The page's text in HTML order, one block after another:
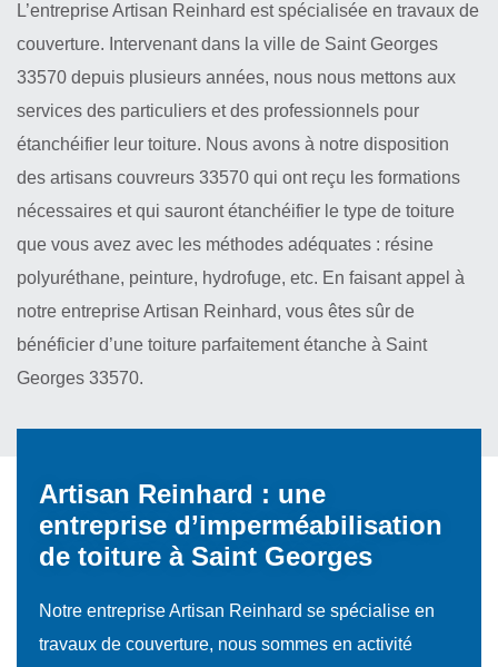
L’entreprise Artisan Reinhard est spécialisée en travaux de
couverture. Intervenant dans la ville de Saint Georges
33570 depuis plusieurs années, nous nous mettons aux
services des particuliers et des professionnels pour
étanchéifier leur toiture. Nous avons à notre disposition
des artisans couvreurs 33570 qui ont reçu les formations
nécessaires et qui sauront étanchéifier le type de toiture
que vous avez avec les méthodes adéquates : résine
polyuréthane, peinture, hydrofuge, etc. En faisant appel à
notre entreprise Artisan Reinhard, vous êtes sûr de
bénéficier d’une toiture parfaitement étanche à Saint
Georges 33570.
Artisan Reinhard : une
entreprise d’imperméabilisation
de toiture à Saint Georges
Notre entreprise Artisan Reinhard se spécialise en
travaux de couverture, nous sommes en activité